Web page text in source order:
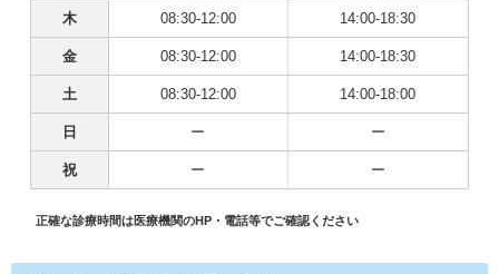
木 08:30-12:00 14:00-18:30
金 08:30-12:00 14:00-18:30
土 08:30-12:00 14:00-18:00
日 ー ー
祝 ー ー
正確な診療時間は医療機関のHP・電話等でご確認ください